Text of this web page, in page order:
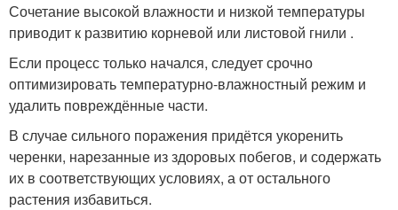
Сочетание высокой влажности и низкой температуры
приводит к развитию корневой или листовой гнили .
Если процесс только начался, следует срочно
оптимизировать температурно-влажностный режим и
удалить повреждённые части.
В случае сильного поражения придётся укоренить
черенки, нарезанные из здоровых побегов, и содержать
их в соответствующих условиях, а от остального
растения избавиться.